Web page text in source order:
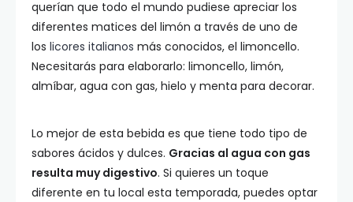
querían que todo el mundo pudiese apreciar los
diferentes matices del limón a través de uno de
los licores italianos más conocidos, el limoncello.
Necesitarás para elaborarlo: limoncello, limón,
almíbar, agua con gas, hielo y menta para decorar.
Lo mejor de esta bebida es que tiene todo tipo de
sabores ácidos y dulces. Gracias al agua con gas
resulta muy digestivo. Si quieres un toque
diferente en tu local esta temporada, puedes optar